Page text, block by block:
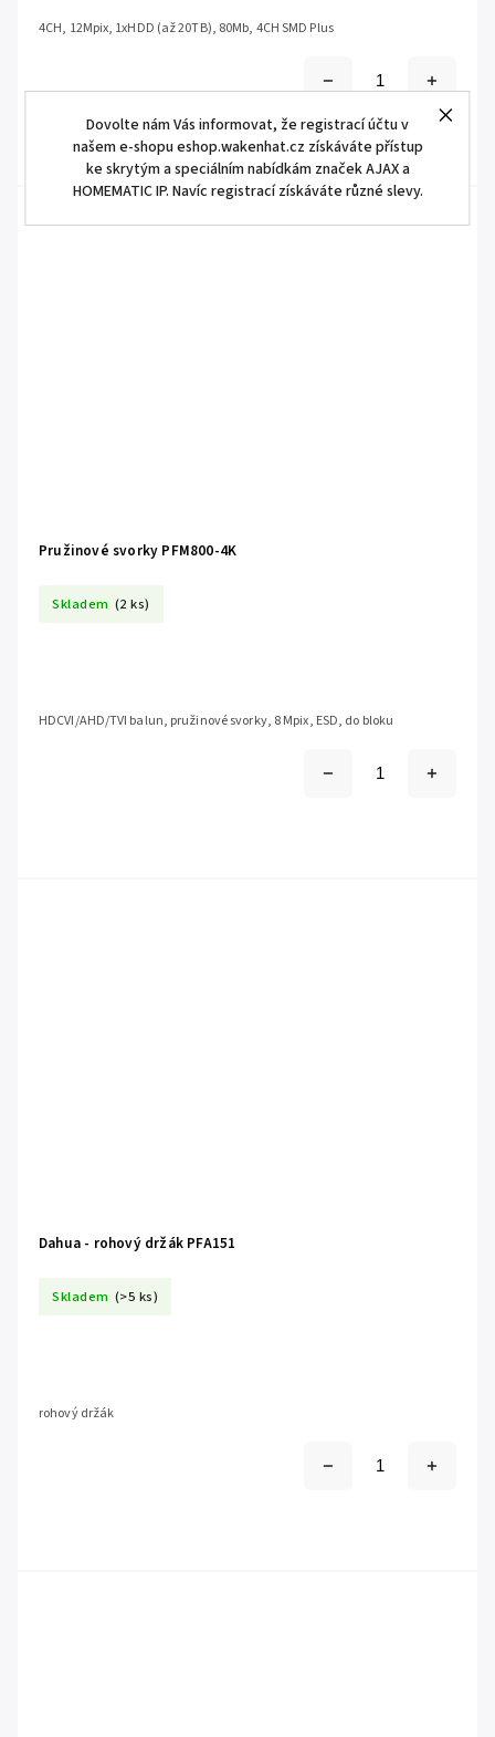
Dovolte nám Vás informovat, že registrací účtu v
našem e-shopu eshop.wakenhat.cz získáváte přístup
ke skrytým a speciálním nabídkám značek AJAX a
HOMEMATIC IP. Navíc registrací získáváte různé slevy.
Pružinové svorky PFM800-4K
Skladem (2 ks)
HDCVI/AHD/TVI balun, pružinové svorky, 8 Mpix, ESD, do bloku
Dahua - rohový držák PFA151
Skladem (>5 ks)
rohový držák